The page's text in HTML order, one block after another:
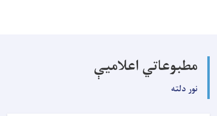
مطبوعاتي اعلامیې
نور دلته